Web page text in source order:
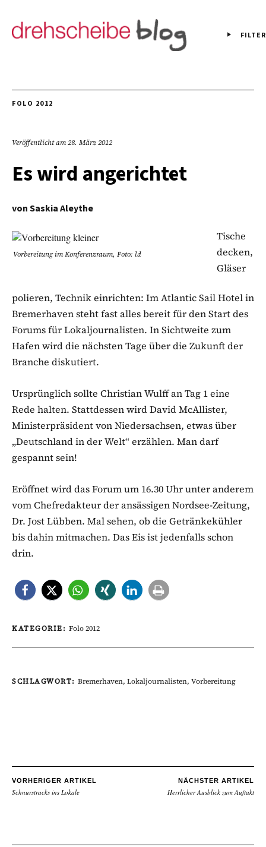
FILTER
FOLO 2012
Veröffentlicht am28. März 2012
Es wird angerichtet
vonSaskia Aleythe
Vorbereitung im Konferenzraum, Foto: ld
Tische
decken,
Gläser
polieren, Technik einrichten: Im Atlantic Sail Hotel in
Bremerhaven steht fast alles bereit für den Start des
Forums für Lokaljournalisten. In Sichtweite zum
Hafen wird die nächsten Tage über die Zukunft der
Branche diskutiert.
Ursprünglich sollte Christian Wulff an Tag 1 eine
Rede halten. Stattdessen wird David McAllister,
Ministerpräsident von Niedersachsen, etwas über
„Deutschland in der Welt“ erzählen. Man darf
gespannt sein!
Eröffnet wird das Forum um 16.30 Uhr unter anderem
vom Chefredakteur der ansässigen Nordsee-Zeitung,
Dr. Jost Lübben. Mal sehen, ob die Getränkekühler
bis dahin mitmachen. Das Eis ist jedenfalls schon
drin.
KATEGORIE: Folo 2012
SCHLAGWORT: Bremerhaven, Lokaljournalisten, Vorbereitung
VORHERIGER ARTIKEL
Schnurstracks ins Lokale
NÄCHSTER ARTIKEL
Herrlicher Ausblick zum Auftakt